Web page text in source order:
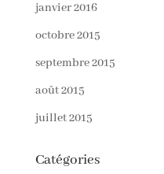
janvier 2016
octobre 2015
septembre 2015
août 2015
juillet 2015
Catégories